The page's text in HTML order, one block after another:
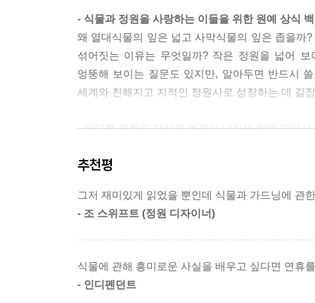
- 식물과 정원을 사랑하는 이들을 위한 원예 상식
왜 열대식물의 잎은 넓고 사막식물의 잎은 좁을까
섞어짓는 이유는 무엇일까? 작은 정원을 넓어
엉뚱해 보이는 질문도 있지만, 알아두면 반드시
세계와 친해지고 지적인 정원사로 성장하는 데 길
- 어디를 펼쳐도 지식과 영감이 넘치는 원예 오아시
있다. 책장을 넘기는 것만으로도 눈이 즐거워지
- 영국왕립원예협회(RHS)와 함께 만들어 신뢰할
영국왕립원예협회는 세계적에서 손꼽히는 원예
- 원예, 무엇이든 물어보세요
추천평
그저 재미있게 읽었을 뿐인데 식물과 가드닝에 관
- 조 스위프트 (정원 디자이너)
식물에 관해 흥미로운 사실을 배우고 싶다면 연휴
- 인디펜던트